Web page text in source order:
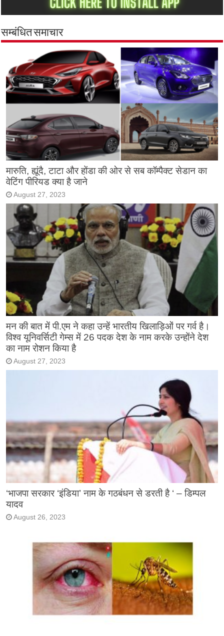
सम्बंधित समाचार
मारुति, ह्यूंदै, टाटा और होंडा की ओर से सब कॉम्पैक्ट सेडान का
वेटिंग पीरियड क्या है जाने
August 27, 2023
मन की बात में पी.एम ने कहा उन्हें भारतीय खिलाड़िओं पर गर्व है।
विश्व यूनिवर्सिटी गेम्स में 26 पदक देश के नाम करके उन्होंने देश
का नाम रोशन किया है
August 27, 2023
‘भाजपा सरकार ‘इंडिया’ नाम के गठबंधन से डरती है ‘ – डिम्पल
यादव
August 26, 2023